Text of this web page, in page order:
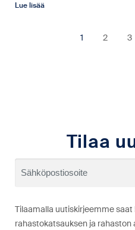
Lue lisää
1 2 3
Tilaa
Tilaamalla uutiskirjeemme
rahastokatsauksen ja rahaston